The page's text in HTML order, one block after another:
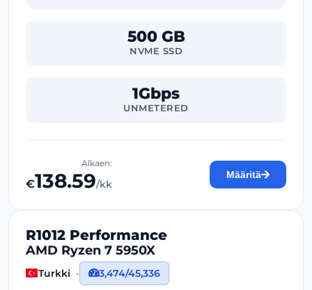
500 GB
NVME SSD
1Gbps
UNMETERED
Alkaen:
€138.59/kk
Määritä
R1012 Performance
AMD Ryzen 7 5950X
Turkki 3,474/45,336